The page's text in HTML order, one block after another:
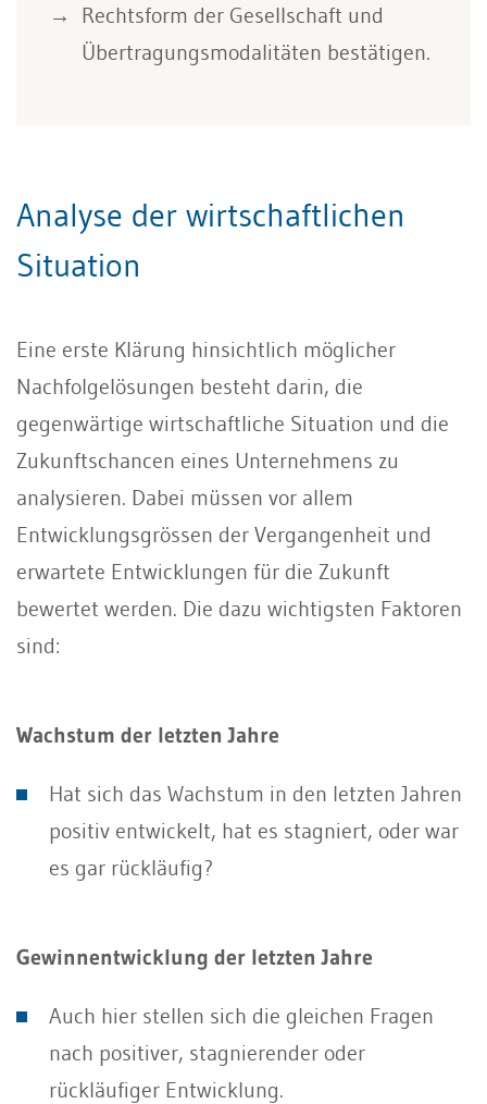
Rechtsform der Gesellschaft und
Übertragungsmodalitäten bestätigen.
Analyse der wirtschaftlichen
Situation
Eine erste Klärung hinsichtlich möglicher
Nachfolgelösungen besteht darin, die
gegenwärtige wirtschaftliche Situation und die
Zukunftschancen eines Unternehmens zu
analysieren. Dabei müssen vor allem
Entwicklungsgrössen der Vergangenheit und
erwartete Entwicklungen für die Zukunft
bewertet werden. Die dazu wichtigsten Faktoren
sind:
Wachstum der letzten Jahre
Hat sich das Wachstum in den letzten Jahren
positiv entwickelt, hat es stagniert, oder war
es gar rückläufig?
Gewinnentwicklung der letzten Jahre
Auch hier stellen sich die gleichen Fragen
nach positiver, stagnierender oder
rückläufiger Entwicklung.